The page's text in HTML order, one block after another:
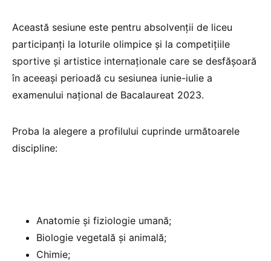
Această sesiune este pentru absolvenții de liceu
participanți la loturile olimpice și la competițiile
sportive și artistice internaționale care se desfășoară
în aceeași perioadă cu sesiunea iunie-iulie a
examenului național de Bacalaureat 2023.
Proba la alegere a profilului cuprinde următoarele
discipline:
Anatomie și fiziologie umană;
Biologie vegetală și animală;
Chimie;